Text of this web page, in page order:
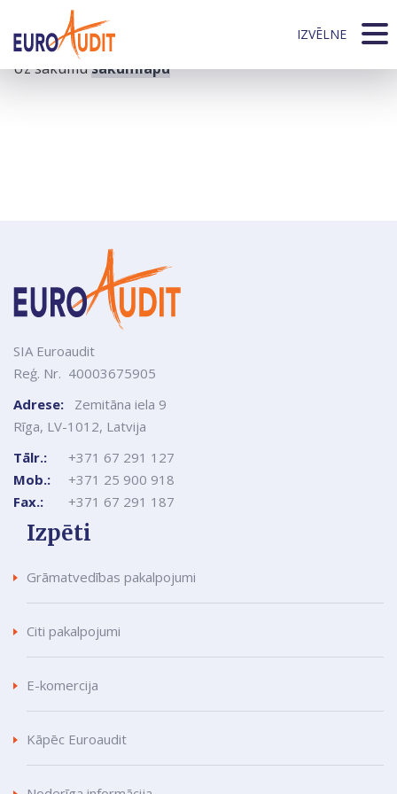
IZVĒLNE
Whoops! Lūdzu atvainojiet, mēs nevaram atrast šo
lapu.
Uz sākumusākumlapu
SIA Euroaudit
Reģ. Nr. 40003675905
Adrese: Zemitāna iela 9
Rīga, LV-1012, Latvija
Tālr.: +371 67 291 127
Mob.: +371 25 900 918
Fax.: +371 67 291 187
Izpēti
Grāmatvedības pakalpojumi
Citi pakalpojumi
E-komercija
Kāpēc Euroaudit